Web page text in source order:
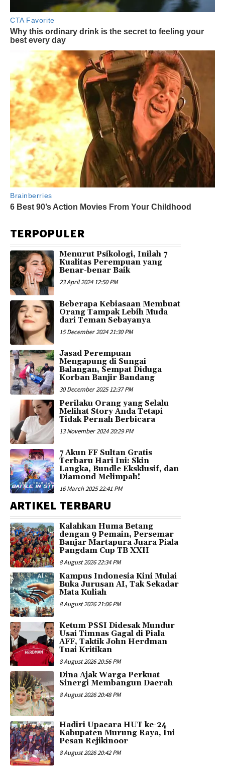
TERPOPULER
Menurut Psikologi, Inilah 7
Kualitas Perempuan yang
Benar-benar Baik
23 April 2024 12:50 PM
Beberapa Kebiasaan Membuat
Orang Tampak Lebih Muda
dari Teman Sebayanya
15 December 2024 21:30 PM
Jasad Perempuan
Mengapung di Sungai
Balangan, Sempat Diduga
Korban Banjir Bandang
30 December 2025 12:37 PM
Perilaku Orang yang Selalu
Melihat Story Anda Tetapi
Tidak Pernah Berbicara
13 November 2024 20:29 PM
7 Akun FF Sultan Gratis
Terbaru Hari Ini: Skin
Langka, Bundle Eksklusif, dan
Diamond Melimpah!
16 March 2025 22:41 PM
ARTIKEL TERBARU
Kalahkan Huma Betang
dengan 9 Pemain, Persemar
Banjar Martapura Juara Piala
Pangdam Cup TB XXII
8 August 2026 22:34 PM
Kampus Indonesia Kini Mulai
Buka Jurusan AI, Tak Sekadar
Mata Kuliah
8 August 2026 21:06 PM
Ketum PSSI Didesak Mundur
Usai Timnas Gagal di Piala
AFF, Taktik John Herdman
Tuai Kritikan
8 August 2026 20:56 PM
Dina Ajak Warga Perkuat
Sinergi Membangun Daerah
8 August 2026 20:48 PM
Hadiri Upacara HUT ke-24
Kabupaten Murung Raya, Ini
Pesan Rejikinoor
8 August 2026 20:42 PM